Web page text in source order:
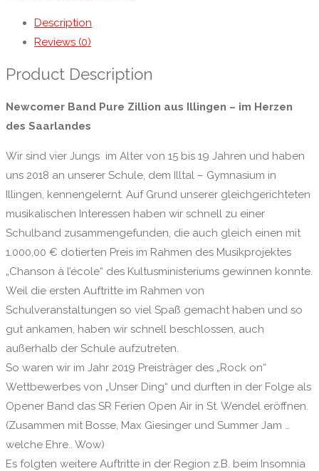
Description
Reviews (0)
Product Description
Newcomer Band Pure Zillion aus Illingen – im Herzen
des Saarlandes
Wir sind vier Jungs im Alter von 15 bis 19 Jahren und haben
uns 2018 an unserer Schule, dem Illtal – Gymnasium in
Illingen, kennengelernt. Auf Grund unserer gleichgerichteten
musikalischen Interessen haben wir schnell zu einer
Schulband zusammengefunden, die auch gleich einen mit
1.000,00 € dotierten Preis im Rahmen des Musikprojektes
„Chanson à l’école“ des Kultusministeriums gewinnen konnte.
Weil die ersten Auftritte im Rahmen von
Schulveranstaltungen so viel Spaß gemacht haben und so
gut ankamen, haben wir schnell beschlossen, auch
außerhalb der Schule aufzutreten.
So waren wir im Jahr 2019 Preisträger des „Rock on“
Wettbewerbes von „Unser Ding“ und durften in der Folge als
Opener Band das SR Ferien Open Air in St. Wendel eröffnen.
(Zusammen mit Bosse, Max Giesinger und Summer Jam …
welche Ehre.. Wow)
Es folgten weitere Auftritte in der Region z.B. beim Insomnia